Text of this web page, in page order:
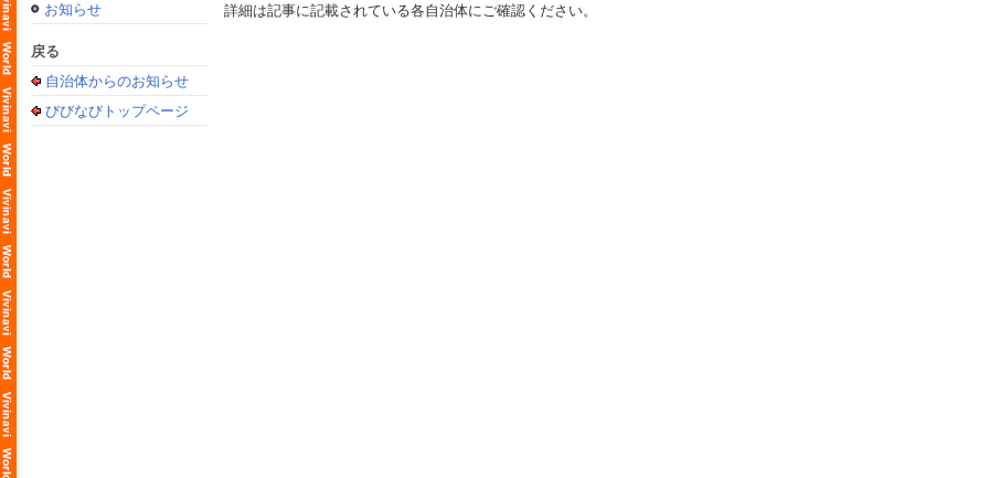
お知らせ
戻る
自治体からのお知らせ
びびなびトップページ
詳細は記事に記載されている各自治体にご確認ください。